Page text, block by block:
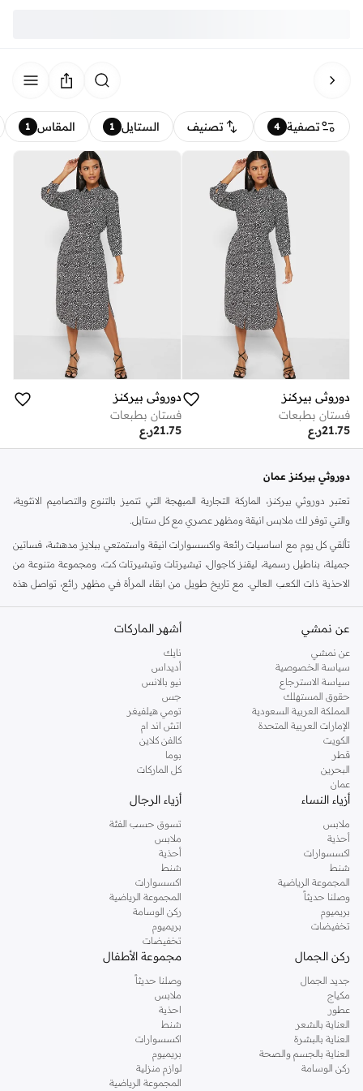
تصفية 4 تصنيف الستايل 1 المقاس 1
دوروثي بيركنز
فستان بطبعات
ر.ع21.75
دوروثي بيركنز
فستان بطبعات
ر.ع21.75
دوروثي بيركنز عمان
تعتبر دوروثي بيركنز، الماركة التجارية المبهجة التي تتميز بالتنوع والتصاميم الانثوية،
والتي توفر لك ملابس انيقة ومظهر عصري مع كل ستايل.
تألقي كل يوم مع اساسيات رائعة واكسسوارات انيقة واستمتعي ببلايز مدهشة، فساتين
جميلة، بناطيل رسمية، ليقنز كاجوال، تيشيرتات وتيشيرتات كت، ومجموعة متنوعة من
الاحذية ذات الكعب العالي. مع تاريخ طويل من ابقاء المرأة في مظهر رائع، تواصل هذه
كنت تقومين بتجديد خزانة ملابسك الملائمة للعمل، البحث عن فستان مثالي للحفلات او
اليه.
تسوقي دوروثي بيركنز اون لاين مسقط
تسوقي دوروثي بيركنز اون لاين من نمشي واستمتعي باكثر من الف ستايل من مجموعة
دوروثي بيركنز الشهيرة. تصفحي المجموعة كاملة في متجر دوروثي بيركنز اون لاين او
استخدمي القائمة لتحديد تجربة تسوق دوروثي بيركنز اون لاين. خدمة التوصيل السريعة
والدعم الاستثنائي يضمن لك تجربة تسوق ممتعة دائما مع نمشي.
عن نمشي
عن نمشي
سياسة الخصوصية
سياسة الاسترجاع
حقوق المستهلك
المملكة العربية السعودية
الإمارات العربية المتحدة
الكويت
قطر
البحرين
عمان
أشهر الماركات
نايك
أديداس
نيو بالانس
جس
تومي هيلفيغر
اتش اند ام
كالفن كلاين
بوما
كل الماركات
أزياء النساء
ملابس
أحذية
اكسسوارات
شنط
المجموعة الرياضية
وصلنا حديثاً
بريميوم
تخفيضات
أزياء الرجال
تسوق حسب الفئة
ملابس
أحذية
شنط
اكسسوارات
المجموعة الرياضية
ركن الوسامة
بريميوم
تخفيضات
ركن الجمال
جديد الجمال
مكياج
عطور
العناية بالشعر
العناية بالبشرة
العناية بالجسم والصحة
ركن الوسامة
مجموعة الأطفال
وصلنا حديثاً
ملابس
احذية
شنط
اكسسوارات
بريميوم
لوازم منزلية
المجموعة الرياضية